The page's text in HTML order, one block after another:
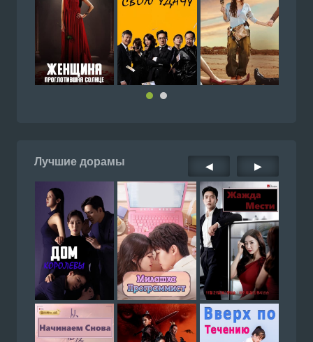
Лучшие дорамы ◀ ▶